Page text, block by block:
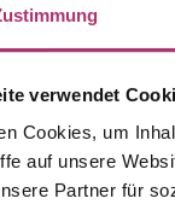
verwendet
Cookies, um
auf unsere
Partner für